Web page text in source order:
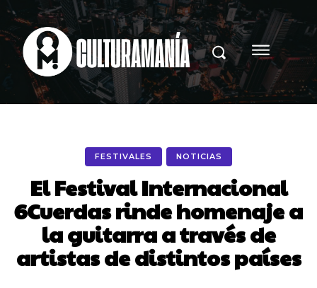
FESTIVALES NOTICIAS
El Festival Internacional
6Cuerdas rinde homenaje a
la guitarra a través de
artistas de distintos países